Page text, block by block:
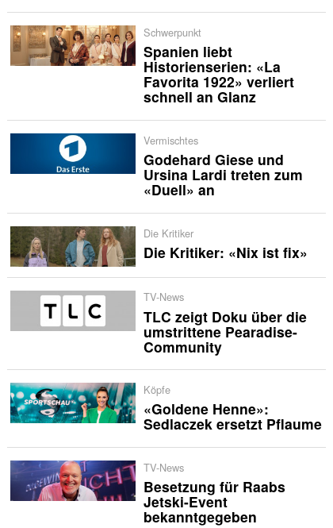
Schwerpunkt
Spanien liebt
Historienserien: «La
Favorita 1922» verliert
schnell an Glanz
Vermischtes
Godehard Giese und
Ursina Lardi treten zum
«Duell» an
Die Kritiker
Die Kritiker: «Nix ist fix»
TV-News
TLC zeigt Doku über die
umstrittene Pearadise-
Community
Köpfe
«Goldene Henne»:
Sedlaczek ersetzt Pflaume
TV-News
Besetzung für Raabs
Jetski-Event
bekanntgegeben